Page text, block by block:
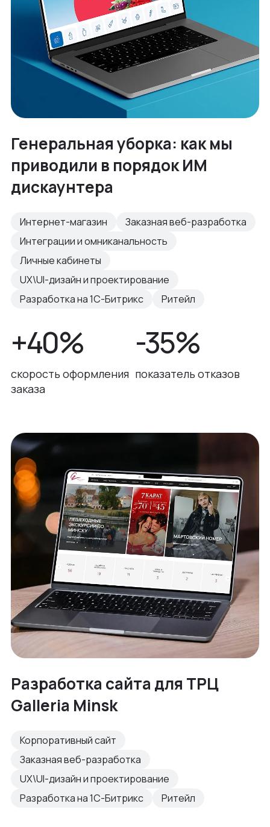
Генеральная уборка: как мы
приводили в порядок ИМ
дискаунтера
Интернет-магазин
Заказная веб-разработка
Интеграции и омниканальность
Личные кабинеты
UX\UI-дизайн и проектирование
Разработка на 1С-Битрикс
Ритейл
+40%
скорость оформления
заказа
-35%
показатель отказов
Разработка сайта для ТРЦ
Galleria Minsk
Корпоративный сайт
Заказная веб-разработка
UX\UI-дизайн и проектирование
Разработка на 1С-Битрикс
Ритейл